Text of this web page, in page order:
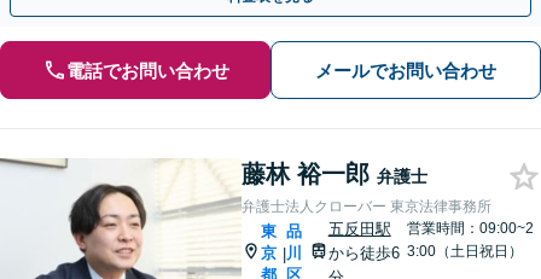
電話でお問い合わせ メールでお問い合わせ
藤林 裕一郎 弁護士
弁護士法人クローバー 東京法律事務所
東
京
都
|
品
川
区
五反田駅
から徒歩6
営業時間：09:00~2
3:00（土日祝日）